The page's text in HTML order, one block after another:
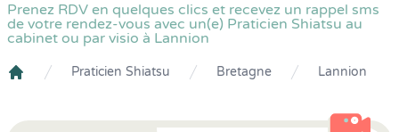
Prenez RDV en quelques clics et recevez un rappel sms
de votre rendez-vous avec un(e) Praticien Shiatsu au
cabinet ou par visio à Lannion
Praticien Shiatsu Bretagne Lannion